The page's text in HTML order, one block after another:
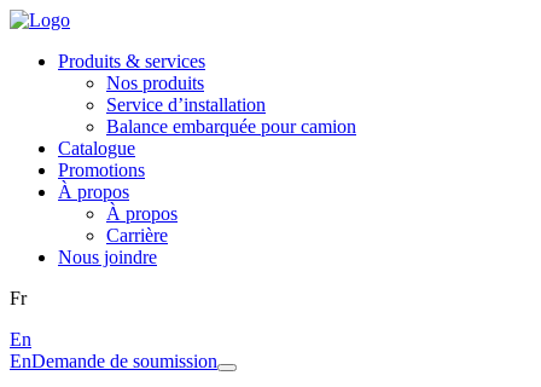
Produits & services
Nos produits
Service d’installation
Balance embarquée pour camion
Catalogue
Promotions
À propos
À propos
Carrière
Nous joindre
Fr
En
EnDemande de soumission